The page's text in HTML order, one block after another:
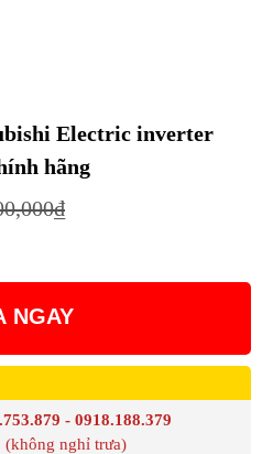
Electric inverter
hãng
NGAY
- 0918.188.379
(không nghỉ trưa)